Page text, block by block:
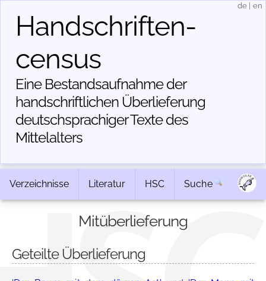
Handschriften­
census
Eine Bestandsaufnahme der
handschriftlichen Über­lieferung
deutschsprachiger Texte des
Mittelalters
de en
Verzeichnisse Literatur HSC Suche
Mitüberlieferung
Geteilte Überlieferung